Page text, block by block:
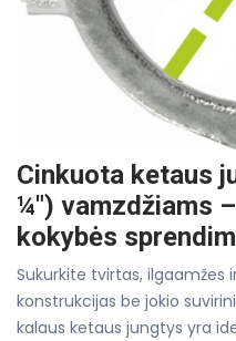
Cinkuota ketaus
¼") vamzdžiams
kokybės
Sukurkite tvirtas, ilgaamžes
konstrukcijas be jokio
kalaus ketaus jungtys yra